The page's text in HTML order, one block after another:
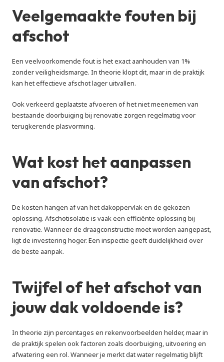
Veelgemaakte fouten bij
afschot
Een veelvoorkomende fout is het exact aanhouden van 1%
zonder veiligheidsmarge. In theorie klopt dit, maar in de praktijk
kan het effectieve afschot lager uitvallen.
Ook verkeerd geplaatste afvoeren of het niet meenemen van
bestaande doorbuiging bij renovatie zorgen regelmatig voor
terugkerende plasvorming.
Wat kost het aanpassen
van afschot?
De kosten hangen af van het dakoppervlak en de gekozen
oplossing. Afschotisolatie is vaak een efficiënte oplossing bij
renovatie. Wanneer de draagconstructie moet worden aangepast,
ligt de investering hoger. Een inspectie geeft duidelijkheid over
de beste aanpak.
Twijfel of het afschot van
jouw dak voldoende is?
In theorie zijn percentages en rekenvoorbeelden helder, maar in
de praktijk spelen ook factoren zoals doorbuiging, uitvoering en
afwatering een rol. Wanneer je merkt dat water regelmatig blijft